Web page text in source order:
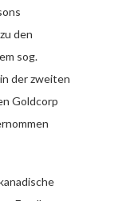
den
sog.
der zweiten
Goldcorp